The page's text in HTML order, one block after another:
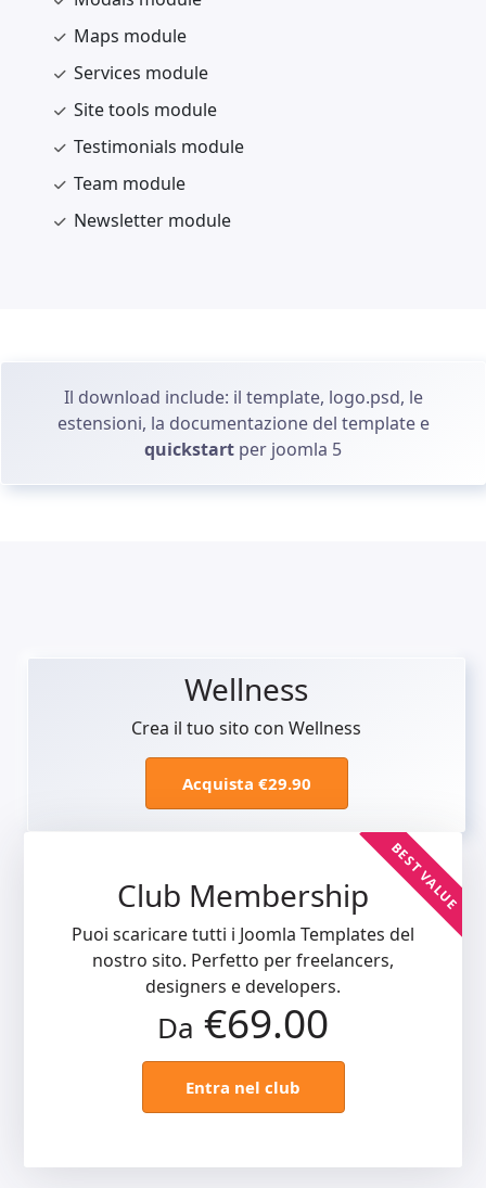
Maps module
Services module
Site tools module
Testimonials module
Team module
Newsletter module
Il download include: il template, logo.psd, le
estensioni, la documentazione del template e
quickstart per joomla 5
Wellness
Crea il tuo sito con Wellness
Acquista €29.90
Club Membership BEST VALUE
Puoi scaricare tutti i Joomla Templates del
nostro sito. Perfetto per freelancers,
designers e developers.
Da €69.00
Entra nel club